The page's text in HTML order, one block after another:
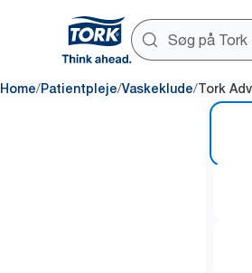
Home/Patientpleje/Vaskeklude/Tork